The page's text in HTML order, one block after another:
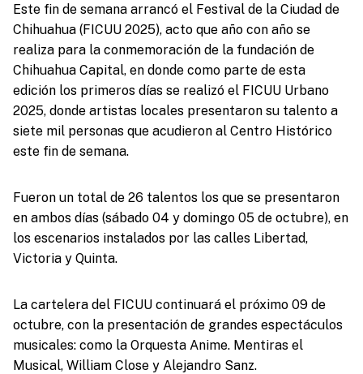
Este fin de semana arrancó el Festival de la Ciudad de
Chihuahua (FICUU 2025), acto que año con año se
realiza para la conmemoración de la fundación de
Chihuahua Capital, en donde como parte de esta
edición los primeros días se realizó el FICUU Urbano
2025, donde artistas locales presentaron su talento a
siete mil personas que acudieron al Centro Histórico
este fin de semana.
Fueron un total de 26 talentos los que se presentaron
en ambos días (sábado 04 y domingo 05 de octubre), en
los escenarios instalados por las calles Libertad,
Victoria y Quinta.
La cartelera del FICUU continuará el próximo 09 de
octubre, con la presentación de grandes espectáculos
musicales: como la Orquesta Anime. Mentiras el
Musical, William Close y Alejandro Sanz.